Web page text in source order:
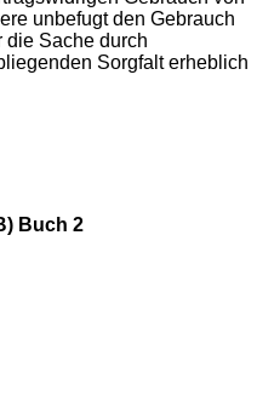
unbefugt den Gebrauch
die Sache durch
Sorgfalt erheblich
Buch 2